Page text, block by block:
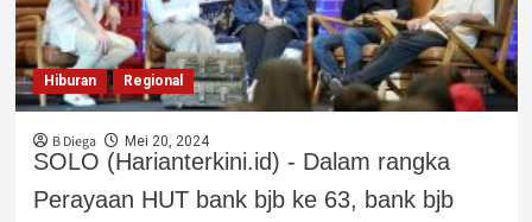
Hiburan Regional
B Diega Mei 20, 2024
SOLO (Harianterkini.id) - Dalam rangka
Perayaan HUT bank bjb ke 63, bank bjb